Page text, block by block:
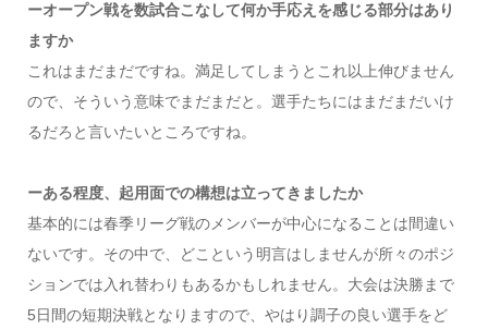
ーオープン戦を数試合こなして何か手応えを感じる部分はあり
ますか
これはまだまだですね。満足してしまうとこれ以上伸びません
ので、そういう意味でまだまだと。選手たちにはまだまだいけ
るだろと言いたいところですね。
ーある程度、起用面での構想は立ってきましたか
基本的には春季リーグ戦のメンバーが中心になることは間違い
ないです。その中で、どこという明言はしませんが所々のポジ
ションでは入れ替わりもあるかもしれません。大会は決勝まで
5日間の短期決戦となりますので、やはり調子の良い選手をど